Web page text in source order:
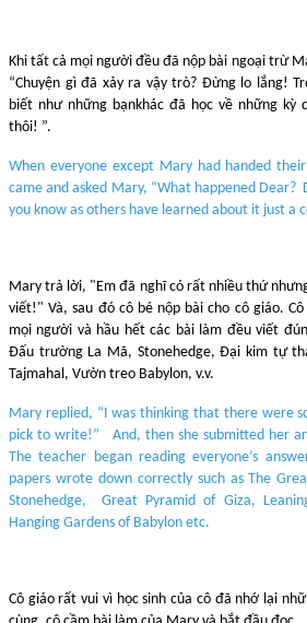
Khi tất cả mọi người đều đã nộp bài ngoại trừ
“Chuyện gì đã xảy ra vậy trò? Đừng lo lắng!
biết như những bạnkhác đã học về những kỳ
thôi! ”.
When everyone except Mary had handed
came and asked Mary, “What happened
you know as others have learned about it just a
Mary trả lời, "Em đã nghĩ có rất nhiều thứ
viết!" Và, sau đó cô bé nộp bài cho cô giáo.
mọi người và hầu hết các bài làm đều viết
Đấu trường La Mã, Stonehedge, Đại kim tự
Tajmahal, Vườn treo Babylon, v.v.
Mary replied, “I was thinking that there were
pick to write!” And, then she submitted her
The teacher began reading everyone’s
papers wrote down correctly such as The
Stonehedge, Great Pyramid of Giza,
Hanging Gardens of Babylon etc.
Cô giáo rất vui vì học sinh của cô đã nhớ lại